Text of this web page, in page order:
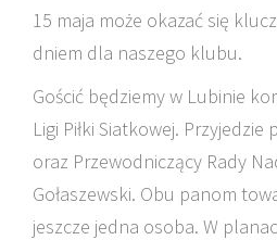
15 maja może okazać się
dniem dla naszego klubu.
Gościć będziemy w Lubinie
Ligi Piłki Siatkowej.
oraz Przewodniczący Rady
Gołaszewski. Obu panom
jeszcze jedna osoba. W